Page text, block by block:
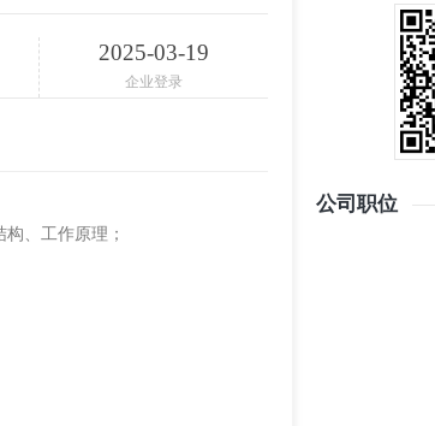
2025-03-19
企业登录
、工作原理；
公司职位